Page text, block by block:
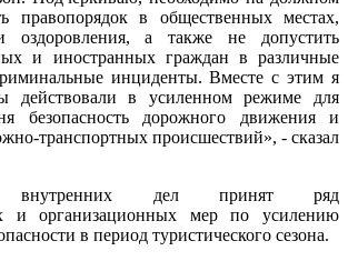
правопорядок в общественных местах,
оздоровления, а также не допустить
и иностранных граждан в различные
инциденты. Вместе с этим я
действовали в усиленном режиме для
безопасность дорожного движения и
транспортных происшествий», - сказал
внутренних дел принят ряд
и организационных мер по усилению
в период туристического сезона.